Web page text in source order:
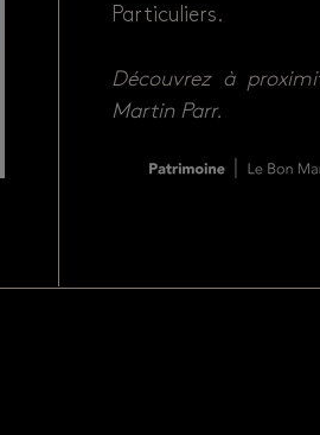
Particuliers.
Découvrez à
Martin Parr.